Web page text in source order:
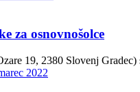
za osnovnošolce
19, 2380 Slovenj